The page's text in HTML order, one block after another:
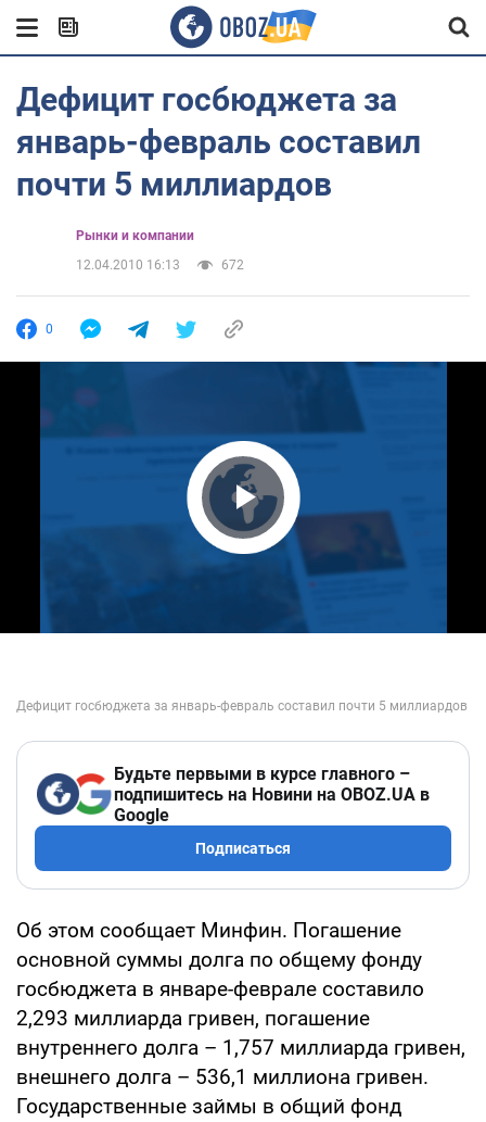
Дефицит госбюджета за
январь-февраль составил
почти 5 миллиардов
Рынки и компании
12.04.2010 16:13
672
0
Play Video
Будьте первыми в курсе главного –
подпишитесь на Новини на OBOZ.UA в
Google
Подписаться
Об этом сообщает Минфин. Погашение
основной суммы долга по общему фонду
госбюджета в январе-феврале составило
2,293 миллиарда гривен, погашение
внутреннего долга – 1,757 миллиарда гривен,
внешнего долга – 536,1 миллиона гривен.
Государственные займы в общий фонд